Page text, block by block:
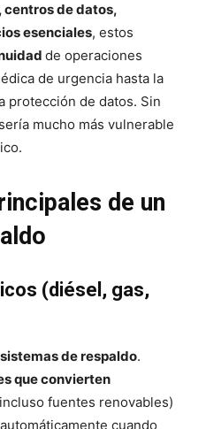
centros de datos,
esenciales, estos
de operaciones
de urgencia hasta la
protección de datos. Sin
mucho más vulnerable
de un
(diésel, gas,
de respaldo.
que convierten
fuentes renovables)
cuando